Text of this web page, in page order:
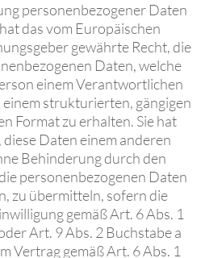
personenbezogener Daten
das vom Europäischen
gewährte Recht, die
Daten, welche
einem Verantwortlichen
strukturierten, gängigen
Format zu erhalten. Sie hat
Daten einem anderen
Behinderung durch den
personenbezogenen Daten
zu übermitteln, sofern die
gemäß Art. 6 Abs. 1
Art. 9 Abs. 2 Buchstabe a
Vertrag gemäß Art. 6 Abs. 1